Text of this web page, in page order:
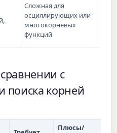
Сложная для
осциллирующих или
многокорневых
функций
с
поиска корней
Плюсы/